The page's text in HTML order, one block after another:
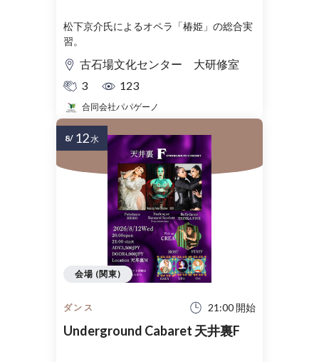
松下京介氏によるオペラ「椿姫」の総合実
習。
古石場文化センター 大研修室
3
123
合同会社パパゲーノ
ダンス 21:00 開始
Underground Cabaret 天井裏F
会場 (関東)
8/ 12水